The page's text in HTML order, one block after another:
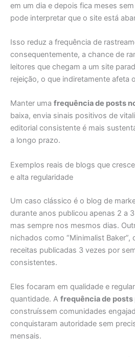
em um dia e depois fica meses
pode interpretar que o site está
Isso reduz a frequência de
consequentemente, a chance de
leitores que chegam a um site
rejeição, o que indiretamente afeta
Manter uma frequência de posts
baixa, envia sinais positivos de
editorial consistente é mais
a longo prazo.
Exemplos reais de blogs que
e alta regularidade
Um caso clássico é o blog de
durante anos publicou apenas 2 a
mas sempre nos mesmos dias.
nichados como “Minimalist Baker”,
receitas publicadas 3 vezes por
consistentes.
Eles focaram em qualidade e
quantidade. A frequência de posts
construíssem comunidades
conquistaram autoridade sem
mensais.